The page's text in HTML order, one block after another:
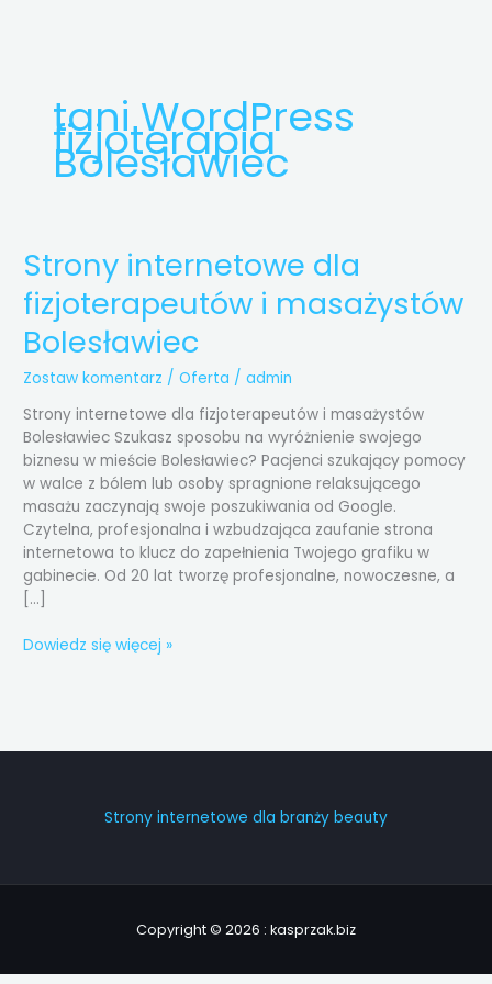
tani WordPress
fizjoterapia
Bolesławiec
Strony internetowe dla
fizjoterapeutów i masażystów
Bolesławiec
Zostaw komentarz /Oferta /admin
Strony internetowe dla fizjoterapeutów i masażystów
Bolesławiec Szukasz sposobu na wyróżnienie swojego
biznesu w mieście Bolesławiec? Pacjenci szukający pomocy
w walce z bólem lub osoby spragnione relaksującego
masażu zaczynają swoje poszukiwania od Google.
Czytelna, profesjonalna i wzbudzająca zaufanie strona
internetowa to klucz do zapełnienia Twojego grafiku w
gabinecie. Od 20 lat tworzę profesjonalne, nowoczesne, a
[…]
Strony
internetowe
dla
fizjoterapeutów
i
masażystów
Dowiedz się więcej »
Strony internetowe dla branży beauty
Copyright © 2026 : kasprzak.biz